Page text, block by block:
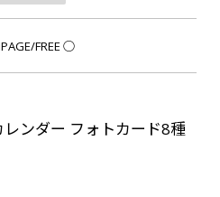
FREE ○
ンダー フォトカード8種